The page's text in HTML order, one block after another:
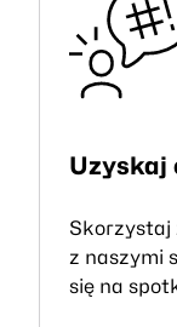
Uzyskaj
Skorzystaj
z naszymi
się na